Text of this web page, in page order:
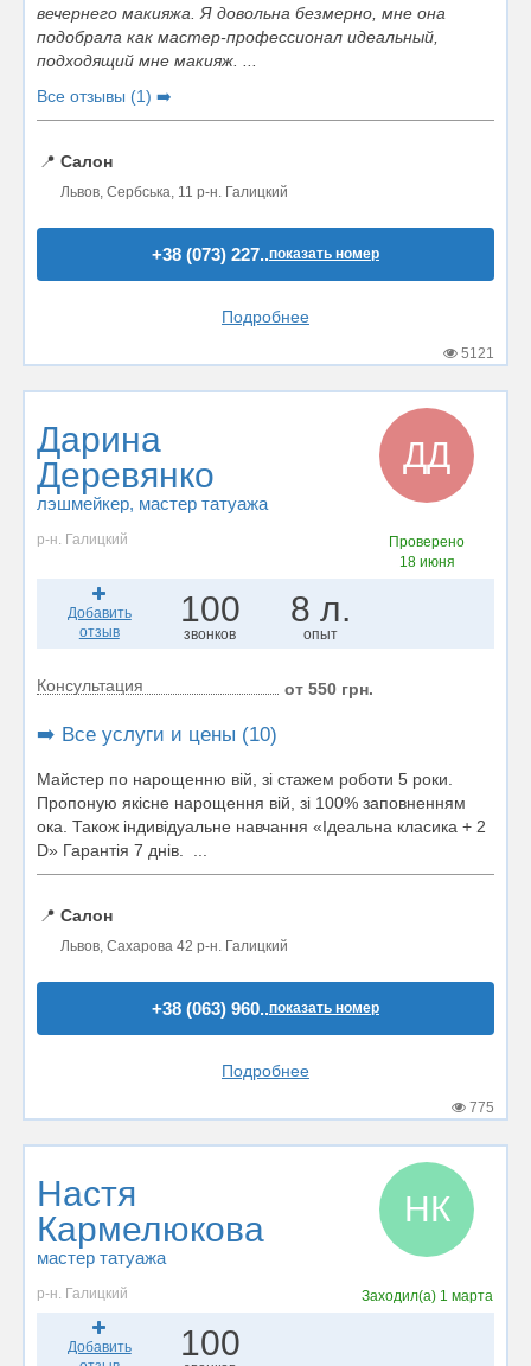
вечернего макияжа. Я довольна безмерно, мне она
подобрала как мастер-профессионал идеальный,
подходящий мне макияж. ...
Все отзывы (1) ➡️
📍 Салон
Львов, Сербська, 11 р-н. Галицкий
+38 (073) 227..показать номер
Подробнее
5121
Дарина
Деревянко
лэшмейкер, мастер татуажа
ДД
р-н. Галицкий
Проверено
18 июня
Добавить
отзыв
100
звонков
8 л.
опыт
Консультация от 550 грн.
➡️ Все услуги и цены (10)
Майстер по нарощенню вій, зі стажем роботи 5 роки.
Пропоную якісне нарощення вій, зі 100% заповненням
ока. Також індивідуальне навчання «Ідеальна класика + 2
D» Гарантія 7 днів. ...
📍 Салон
Львов, Сахарова 42 р-н. Галицкий
+38 (063) 960..показать номер
Подробнее
775
Настя
Кармелюкова
мастер татуажа
НК
р-н. Галицкий Заходил(а) 1 марта
Добавить
100